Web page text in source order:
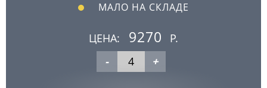
МАЛО НА СКЛАДЕ
ЦЕНА: 9270
Р.
-
+